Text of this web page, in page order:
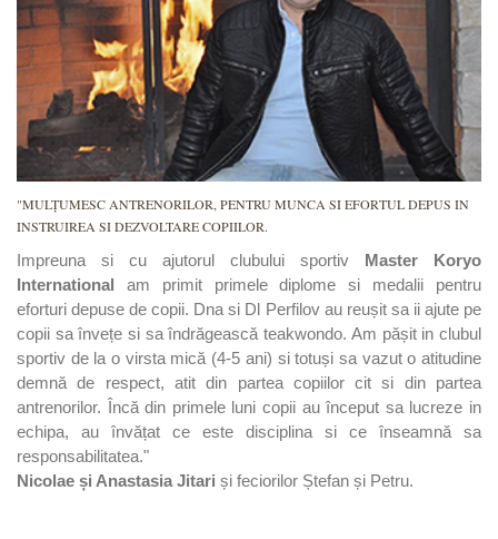
"MULȚUMESC ANTRENORILOR, PENTRU MUNCA SI EFORTUL DEPUS IN
INSTRUIREA SI DEZVOLTARE COPIILOR.
Impreuna si cu ajutorul clubului sportiv Master Koryo
International am primit primele diplome si medalii pentru
eforturi depuse de copii. Dna si Dl Perfilov au reușit sa ii ajute pe
copii sa învețe si sa îndrăgească teakwondo. Am pășit in clubul
sportiv de la o virsta mică (4-5 ani) si totuși sa vazut o atitudine
demnă de respect, atit din partea copiilor cit si din partea
antrenorilor. Încă din primele luni copii au început sa lucreze in
echipa, au învățat ce este disciplina si ce înseamnă sa
responsabilitatea."
Nicolae și Anastasia Jitari și feciorilor Ștefan și Petru.